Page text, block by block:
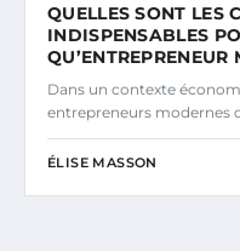
QUELLES SONT LES
INDISPENSABLES
QU’ENTREPRENEUR
Dans un contexte
entrepreneurs modernes
ÉLISE MASSON